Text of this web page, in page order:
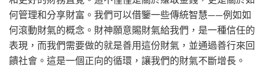
何管理和分享財富。我們可以借鑒一些傳統智慧——例如如
何滾動財氣的概念。財神願意賜財氣給我們，是一種信任的
表現，而我們需要做的就是善用這份財氣，並通過善行來回
饋社會。這是一個正向的循環，讓我們的財氣不斷增長。